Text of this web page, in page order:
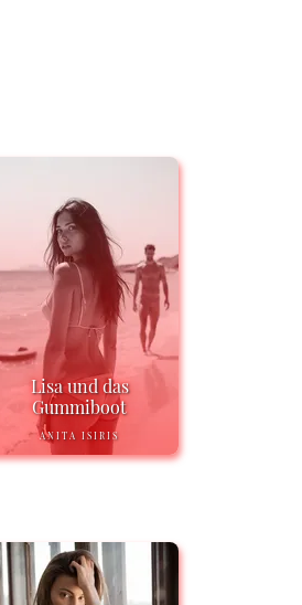
Lisa und das
Gummiboot
ANITA ISIRIS